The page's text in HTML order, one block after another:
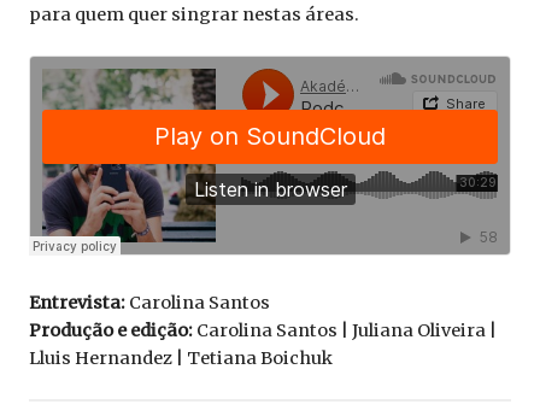
para quem quer singrar nestas áreas.
Entrevista: Carolina Santos
Produção e edição: Carolina Santos | Juliana Oliveira |
Lluis Hernandez | Tetiana Boichuk